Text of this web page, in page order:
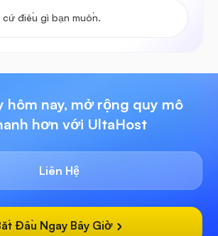
hôm nay, mở rộng quy mô
hơn với UltaHost
Liên Hệ
Đầu Ngay Bây Giờ